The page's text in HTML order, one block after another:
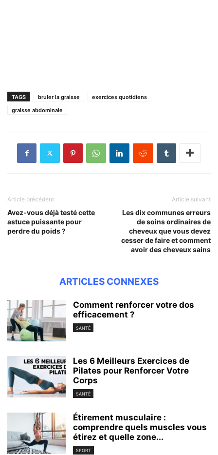
TAGS bruler la graisse
exercices quotidiens
graisse abdominale
Article précédent
Avez-vous déjà testé cette
astuce puissante pour
perdre du poids ?
Article suivant
Les dix communes erreurs
de soins ordinaires de
cheveux que vous devez
cesser de faire et comment
avoir des cheveux sains
ARTICLES CONNEXES
Comment renforcer votre dos
efficacement ?
SANTÉ
Les 6 Meilleurs Exercices de
Pilates pour Renforcer Votre
Corps
SANTÉ
Étirement musculaire :
comprendre quels muscles vous
étirez et quelle zone...
SPORT